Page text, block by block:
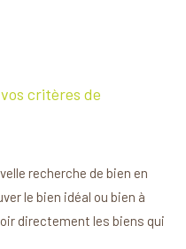
critères de
recherche de bien en
le bien idéal ou bien à
directement les biens qui